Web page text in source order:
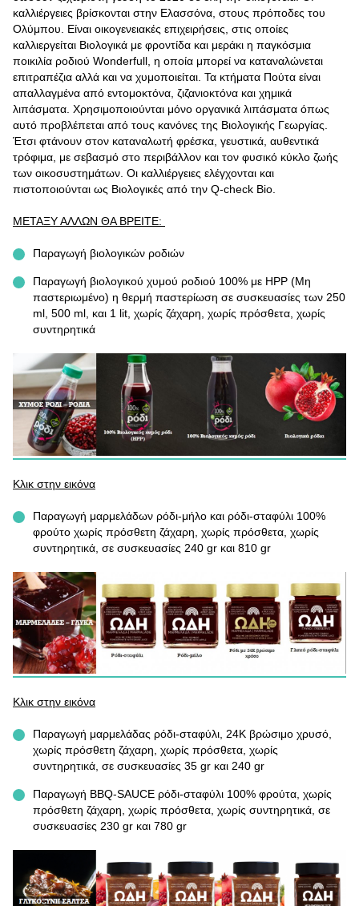
καλλιέργειες βρίσκονται στην Ελασσόνα, στους πρόποδες του
Ολύμπου. Είναι οικογενειακές επιχειρήσεις, στις οποίες
καλλιεργείται Βιολογικά με φροντίδα και μεράκι η παγκόσμια
ποικιλία ροδιού Wonderfull, η οποία μπορεί να καταναλώνεται
επιτραπέζια αλλά και να χυμοποιείται. Τα κτήματα Πούτα είναι
απαλλαγμένα από εντομοκτόνα, ζιζανιοκτόνα και χημικά
λιπάσματα. Χρησιμοποιούνται μόνο οργανικά λιπάσματα όπως
αυτό προβλέπεται από τους κανόνες της Βιολογικής Γεωργίας.
Έτσι φτάνουν στον καταναλωτή φρέσκα, γευστικά, αυθεντικά
τρόφιμα, με σεβασμό στο περιβάλλον και τον φυσικό κύκλο ζωής
των οικοσυστημάτων. Οι καλλιέργειες ελέγχονται και
πιστοποιούνται ως Βιολογικές από την Q-check Bio.
ΜΕΤΑΞΥ ΑΛΛΩΝ ΘΑ ΒΡΕΙΤΕ:
Παραγωγή βιολογικών ροδιών
Παραγωγή βιολογικού χυμού ροδιού 100% με HPP (Μη
παστεριωμένο) η θερμή παστερίωση σε συσκευασίες των 250
ml, 500 ml, και 1 lit, χωρίς ζάχαρη, χωρίς πρόσθετα, χωρίς
συντηρητικά
Κλικ στην εικόνα
Παραγωγή μαρμελάδων ρόδι-μήλο και ρόδι-σταφύλι 100%
φρούτο χωρίς πρόσθετη ζάχαρη, χωρίς πρόσθετα, χωρίς
συντηρητικά, σε συσκευασίες 240 gr και 810 gr
Κλικ στην εικόνα
Παραγωγή μαρμελάδας ρόδι-σταφύλι, 24Κ βρώσιμο χρυσό,
χωρίς πρόσθετη ζάχαρη, χωρίς πρόσθετα, χωρίς
συντηρητικά, σε συσκευασίες 35 gr και 240 gr
Παραγωγή BBQ-SAUCE ρόδι-σταφύλι 100% φρούτα, χωρίς
πρόσθετη ζάχαρη, χωρίς πρόσθετα, χωρίς συντηρητικά, σε
συσκευασίες 230 gr και 780 gr